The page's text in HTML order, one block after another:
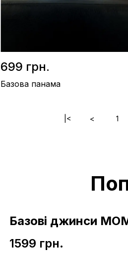
699 грн.
Базова панама
|< < 1
Базові джинси
1599 грн.